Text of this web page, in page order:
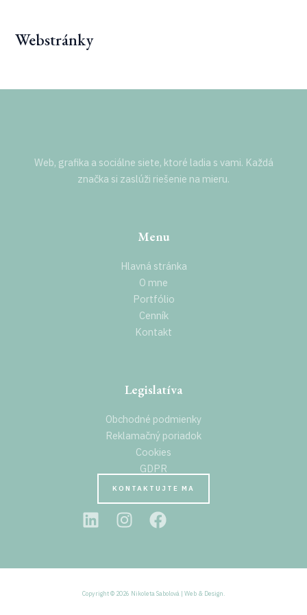
obsahWebstránky
Web, grafika a sociálne siete, ktoré ladia s vami. Každá
značka si zaslúži riešenie na mieru.
Menu
Hlavná stránka
O mne
Portfólio
Cenník
Kontakt
Legislatíva
Obchodné podmienky
Reklamačný poriadok
Cookies
GDPR
KONTAKTUJTE MA
Copyright © 2026 Nikoleta Sabolová | Web & Design.